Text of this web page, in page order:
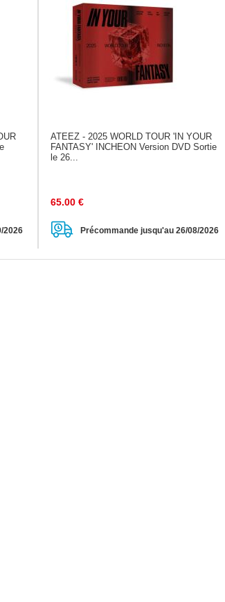
2026
ATEEZ - 2025 WORLD TOUR 'IN YOUR
FANTASY' INCHEON Version DVD Sortie
le 26...
65.00 €
Précommande jusqu'au 26/08/2026